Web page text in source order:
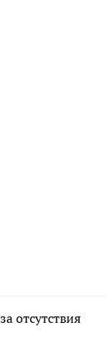
отсутствия